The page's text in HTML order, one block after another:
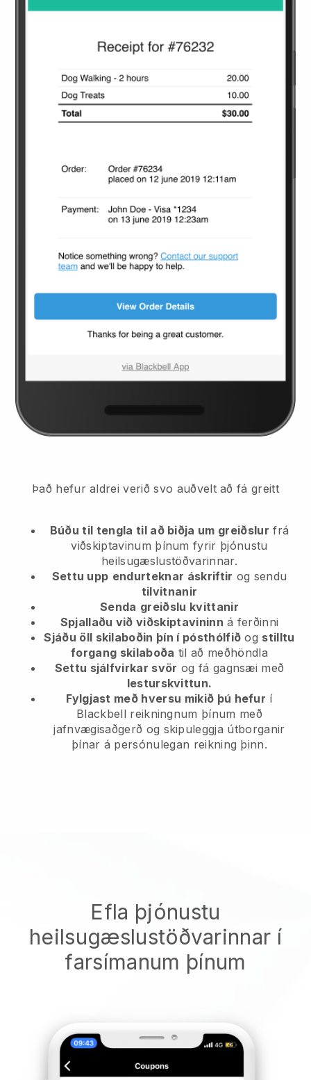
Það hefur aldrei verið svo auðvelt að fá greitt
Búðu til tengla til að biðja um greiðslur frá
viðskiptavinum þínumfyrir þjónustu
heilsugæslustöðvarinnar.
Settu upp endurteknar áskriftir og sendu
tilvitnanir
Senda greiðslu kvittanir
Spjallaðu við viðskiptavininn á ferðinni
Sjáðu öll skilaboðin þín í pósthólfið og stilltu
forgang skilaboða til að meðhöndla
Settu sjálfvirkar svör og fá gagnsæi með
lesturskvittun.
Fylgjast með hversu mikið þú hefur í
Blackbell reikningnum þínum með
jafnvægisaðgerð og skipuleggja útborganir
þínar á persónulegan reikning þinn.
Efla þjónustu
heilsugæslustöðvarinnar í
farsímanum þínum